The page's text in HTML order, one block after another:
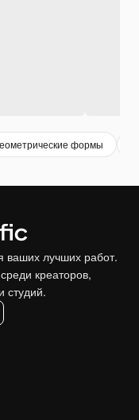
формы
ваших лучших работ.
креаторов,
студий.